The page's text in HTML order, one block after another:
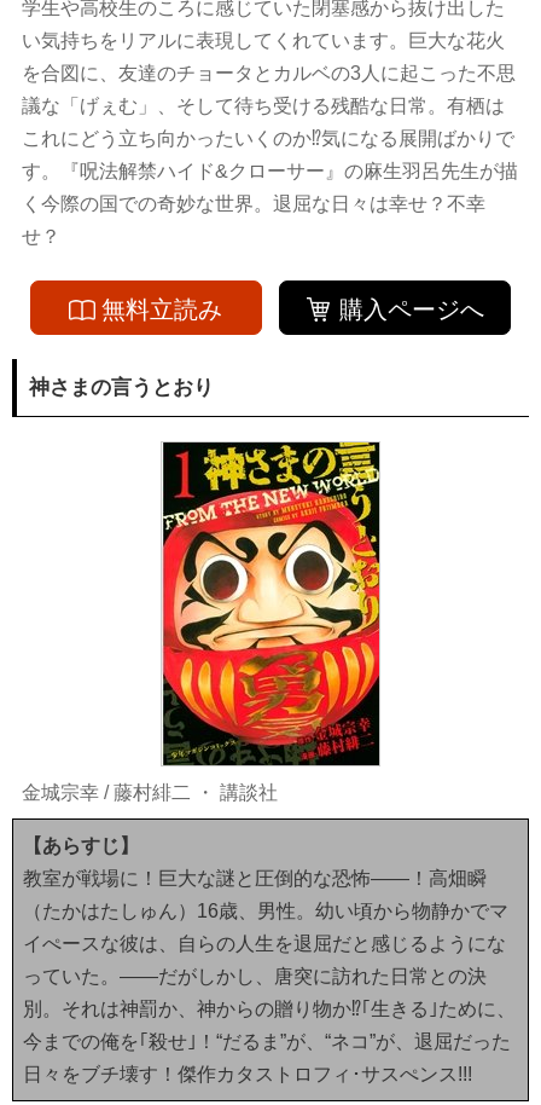
学生や高校生のころに感じていた閉塞感から抜け出した
い気持ちをリアルに表現してくれています。巨大な花火
を合図に、友達のチョータとカルベの3人に起こった不思
議な「げぇむ」、そして待ち受ける残酷な日常。有栖は
これにどう立ち向かったいくのか⁉気になる展開ばかりで
す。『呪法解禁ハイド&クローサー』の麻生羽呂先生が描
く今際の国での奇妙な世界。退屈な日々は幸せ？不幸
せ？
無料立読み 購入ページへ
神さまの言うとおり
金城宗幸 /藤村緋二 ・ 講談社
【あらすじ】
教室が戦場に！巨大な謎と圧倒的な恐怖――！高畑瞬
（たかはたしゅん）16歳、男性。幼い頃から物静かでマ
イぺースな彼は、自らの人生を退屈だと感じるようにな
っていた。――だがしかし、唐突に訪れた日常との決
別。それは神罰か、神からの贈り物か⁉｢生きる｣ために、
今までの俺を｢殺せ｣！“だるま”が、“ネコ”が、退屈だった
日々をブチ壊す！傑作カタストロフィ･サスぺンス!!!